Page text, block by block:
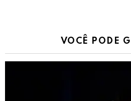
VOCÊ PODE